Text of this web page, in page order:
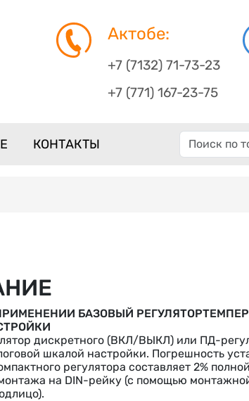
Актобе:
+7 (7132) 71-73-23
+7 (771) 167-23-75
КОНТАКТЫ Искать:
БАЗОВЫЙ
дискретного (ВКЛ/ВЫКЛ) или ПД-
шкалой настройки. Погрешность
регулятора составляет 2%
на DIN-рейку (с помощью